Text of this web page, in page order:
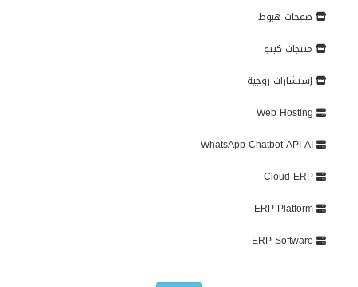
صفحات هبوط
منتجات كيتو
إستشارات زوجية